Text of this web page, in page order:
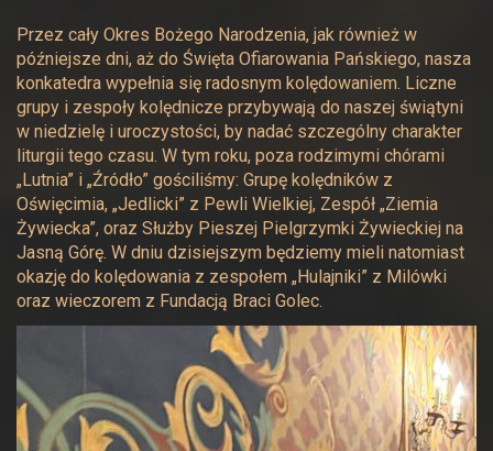
Przez cały Okres Bożego Narodzenia, jak również w
późniejsze dni, aż do Święta Ofiarowania Pańskiego, nasza
konkatedra wypełnia się radosnym kolędowaniem. Liczne
grupy i zespoły kolędnicze przybywają do naszej świątyni
w niedzielę i uroczystości, by nadać szczególny charakter
liturgii tego czasu. W tym roku, poza rodzimymi chórami
„Lutnia” i „Źródło” gościliśmy: Grupę kolędników z
Oświęcimia, „Jedlicki” z Pewli Wielkiej, Zespół „Ziemia
Żywiecka”, oraz Służby Pieszej Pielgrzymki Żywieckiej na
Jasną Górę. W dniu dzisiejszym będziemy mieli natomiast
okazję do kolędowania z zespołem „Hulajniki” z Milówki
oraz wieczorem z Fundacją Braci Golec.